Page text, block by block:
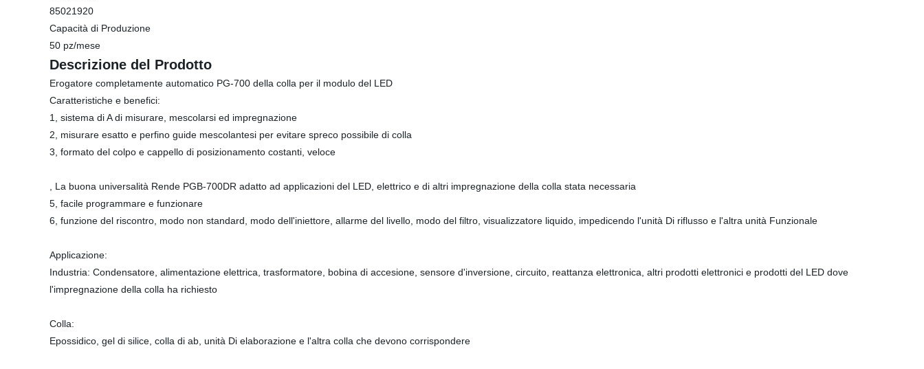
85021920
Capacità di Produzione
50 pz/mese
Descrizione del Prodotto
Erogatore completamente automatico PG-700 della colla per il modulo del LED
Caratteristiche e benefici:
1, sistema di A di misurare, mescolarsi ed impregnazione
2, misurare esatto e perfino guide mescolantesi per evitare spreco possibile di colla
3, formato del colpo e cappello di posizionamento costanti, veloce
, La buona universalità Rende PGB-700DR adatto ad applicazioni del LED, elettrico e di altri impregnazione della colla stata necessaria
5, facile programmare e funzionare
6, funzione del riscontro, modo non standard, modo dell'iniettore, allarme del livello, modo del filtro, visualizzatore liquido, impedicendo l'unità Di riflusso e l'altra unità Funzionale
Applicazione:
Industria: Condensatore, alimentazione elettrica, trasformatore, bobina di accesione, sensore d'inversione, circuito, reattanza elettronica, altri prodotti elettronici e prodotti del LED dove
l'impregnazione della colla ha richiesto
Colla:
Epossidico, gel di silice, colla di ab, unità Di elaborazione e l'altra colla che devono corrispondere